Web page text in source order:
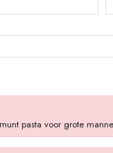
pasta voor grote